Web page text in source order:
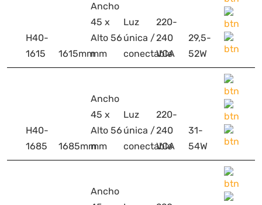
H40-
1615
1615mm
Ancho
45 x
Alto 56
mm
Luz
única /
conectable
220-
240
VCA
29,5-
52W
H40-
1685
1685mm
Ancho
45 x
Alto 56
mm
Luz
única /
conectable
220-
240
VCA
31-
54W
Ancho